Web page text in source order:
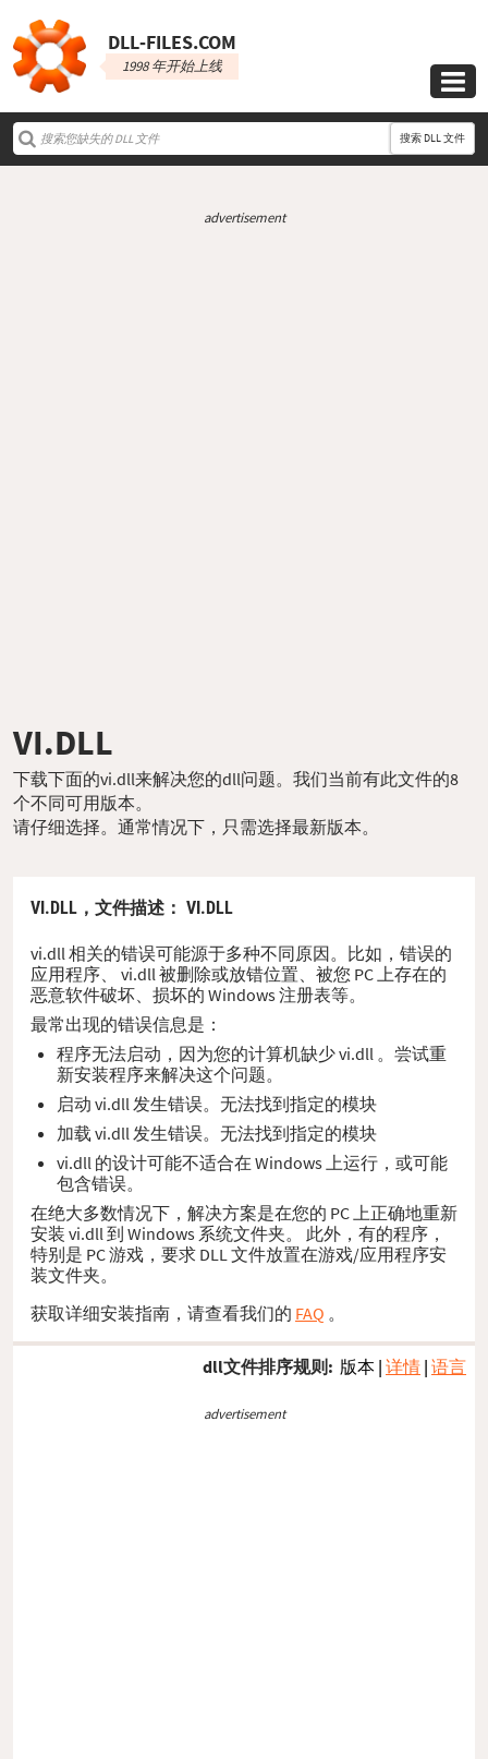
DLL‑FILES.COM
1998 年开始上线

搜索 DLL 文件
advertisement
VI.DLL
下载下面的vi.dll来解决您的dll问题。我们当前有此文件的8
个不同可用版本。
请仔细选择。通常情况下，只需选择最新版本。
VI.DLL， 文件描述 ： VI.DLL
vi.dll 相关的错误可能源于多种不同原因。比如，错误的
应用程序、 vi.dll 被删除或放错位置、被您 PC 上存在的
恶意软件破坏、损坏的 Windows 注册表等。
最常出现的错误信息是：
程序无法启动，因为您的计算机缺少 vi.dll 。尝试重
新安装程序来解决这个问题。
启动 vi.dll 发生错误。无法找到指定的模块
加载 vi.dll 发生错误。无法找到指定的模块
vi.dll 的设计可能不适合在 Windows 上运行，或可能
包含错误。
在绝大多数情况下，解决方案是在您的 PC 上正确地重新
安装 vi.dll 到 Windows 系统文件夹。 此外，有的程序，
特别是 PC 游戏，要求 DLL 文件放置在游戏/应用程序安
装文件夹。
获取详细安装指南，请查看我们的 FAQ 。
dll文件排序规则: 版本 | 详情 | 语言
advertisement